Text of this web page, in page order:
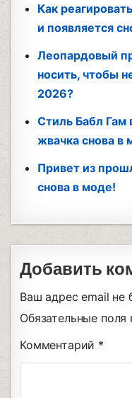
Как
и появляется
Леопардовый
носить, чтобы
2026?
Стиль Бабл
жвачка снова в
Привет из
снова в моде!
Добавить
Ваш адрес email не
Обязательные
Комментарий *